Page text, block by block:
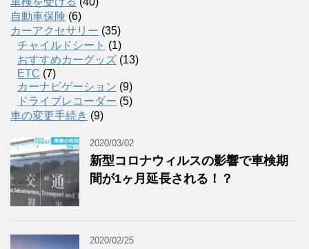
自動車保険 (6)
カーアクセサリー (35)
チャイルドシート (1)
おすすめカーグッズ (13)
ETC (7)
カーナビゲーション (9)
ドライブレコーダー (5)
車の変更手続き (9)
2020/03/02
新型コロナウィルスの影響で車検期
間が1ヶ月延長される！？
2020/02/25